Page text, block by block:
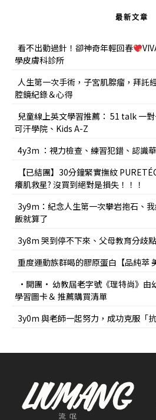
最新文章
看不出動過針！卻神奇年輕回春
學皮膚科診所
人生第一次手術，子宮肌腺瘤，拜託
腔鏡紀錄＆心得
兒童線上英文學習推薦： 51 talk 一
可汗學院、Kids A-Z
4y3m ：視力檢查、練習犯錯、認識
【已結團】30分鐘緊實撫紋
癢肌救星? 沒買到絕對是損失！！！
3y9m：紀念人生第一次攀岩抱石、
飯就算了
3y8m 哭到停不下來、父母教育分歧
重度運動族群喝的膠原蛋白【品純萃
•開團• 幼教屆老字號《理特尚》由
學習圖卡＆ 推薦購買清單
3y0m 與老師一起努力，成功克服「